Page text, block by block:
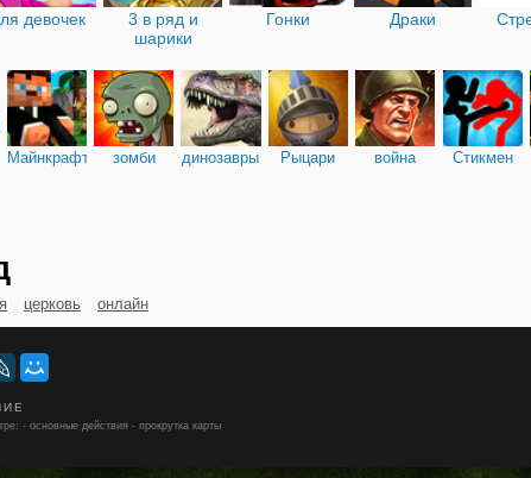
девочек
3 в ряд и
шарики
Гонки Драки
Майнкрафт зомби динозавры Рыцари война Стикмен
церковь онлайн
- основные действия - прокрутка карты